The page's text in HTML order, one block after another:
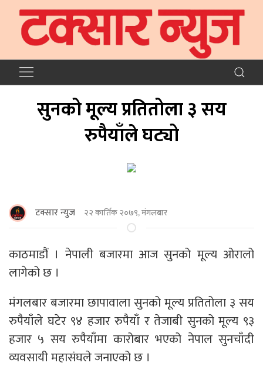
सुनको मूल्य प्रतितोला ३ सय
रुपैयाँले घट्यो
टक्सार न्युज २२ कार्तिक २०७९, मंगलबार
काठमाडौं । नेपाली बजारमा आज सुनको मूल्य ओरालो
लागेको छ ।
मंगलबार बजारमा छापावाला सुनको मूल्य प्रतितोला ३ सय
रुपैयाँले घटेर ९४ हजार रुपैयाँ र तेजाबी सुनको मूल्य ९३
हजार ५ सय रुपैयाँमा कारोबार भएको नेपाल सुनचाँदी
व्यवसायी महासंघले जनाएको छ ।